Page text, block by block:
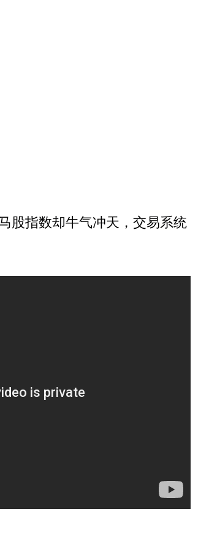
股指数却牛气冲天，交易系统